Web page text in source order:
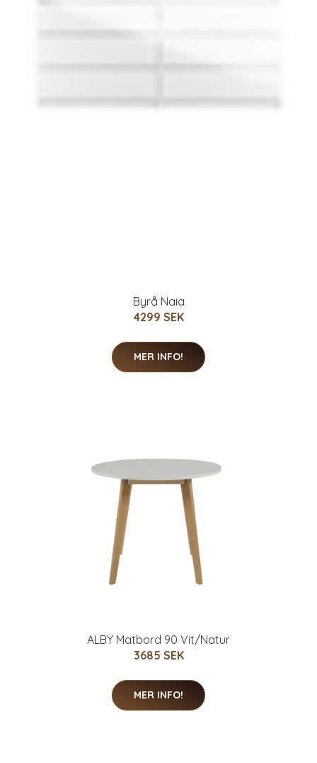
Byrå Naia
4299 SEK
MER INFO!
ALBY Matbord 90 Vit/Natur
3685 SEK
MER INFO!